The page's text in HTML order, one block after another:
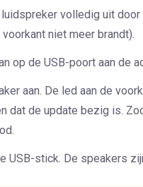
volledig uit
voorkant niet meer brandt).
op de USB-poort aan de
aan. De led aan de
dat de update bezig is.
USB-stick. De speakers